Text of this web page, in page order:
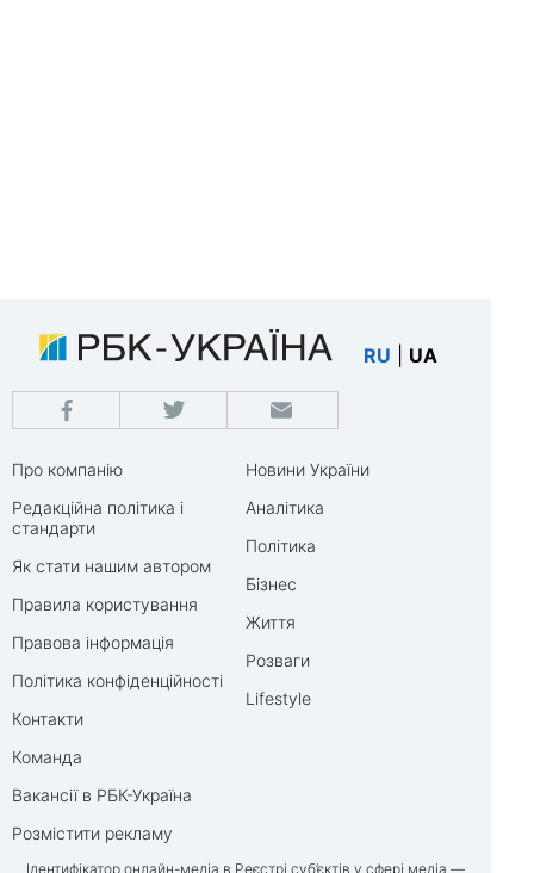
RU UA
Про компанію
Редакційна політика і
стандарти
Як стати нашим автором
Правила користування
Правова інформація
Політика конфіденційності
Контакти
Команда
Вакансії в РБК-Україна
Розмістити рекламу
Новини України
Аналітика
Політика
Бізнес
Життя
Розваги
Lifestyle
Ідентифікатор онлайн-медіа в Реєстрі суб’єктів у сфері медіа —